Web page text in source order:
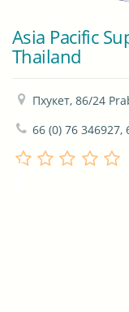
Asia Pacific
Thailand
Пхукет, 86/24
66 (0) 76 346927,